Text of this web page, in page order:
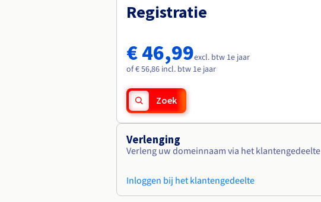
Registratie
€ 46,99excl. btw 1e jaar
of € 56,86 incl. btw 1e jaar
Zoek
Verlenging
Verleng uw domeinnaam via het klantengedeelte
Inloggen bij het klantengedeelte